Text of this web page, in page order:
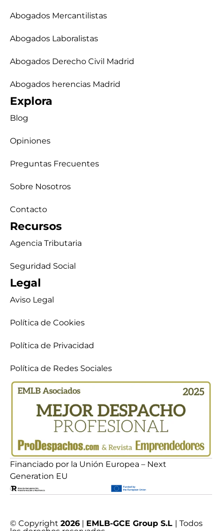
Abogados Mercantilistas
Abogados Laboralistas
Abogados Derecho Civil Madrid
Abogados herencias Madrid
Explora
Blog
Opiniones
Preguntas Frecuentes
Sobre Nosotros
Contacto
Recursos
Agencia Tributaria
Seguridad Social
Legal
Aviso Legal
Política de Cookies
Política de Privacidad
Política de Redes Sociales
Financiado por la Unión Europea – Next
Generation EU
© Copyright 2026 | EMLB-GCE Group S.L | Todos